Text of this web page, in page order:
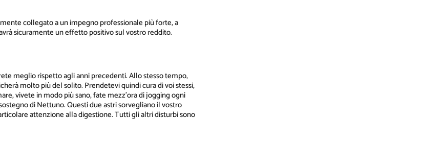
collegato a un impegno professionale più forte, a
sicuramente un effetto positivo sul vostro reddito.
meglio rispetto agli anni precedenti. Allo stesso tempo,
molto più del solito. Prendetevi quindi cura di voi stessi,
vivete in modo più sano, fate mezz'ora di jogging ogni
di Nettuno. Questi due astri sorvegliano il vostro
attenzione alla digestione. Tutti gli altri disturbi sono